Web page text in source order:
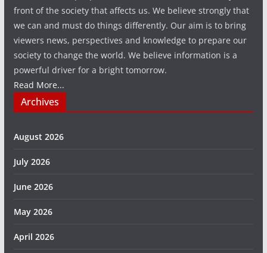
front of the society that affects us. We believe strongly that
we can and must do things differently. Our aim is to bring
viewers news, perspectives and knowledge to prepare our
society to change the world. We believe information is a
powerful driver for a bright tomorrow.
Read More...
Archives
August 2026
July 2026
June 2026
May 2026
April 2026